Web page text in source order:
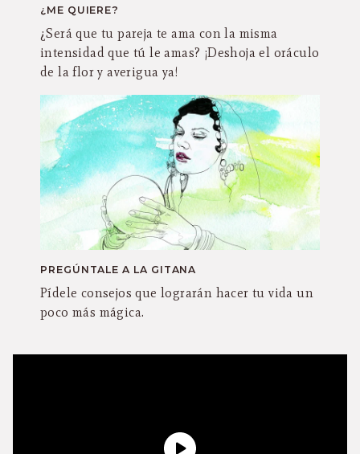
¿ME QUIERE?
¿Será que tu pareja te ama con la misma
intensidad que tú le amas? ¡Deshoja el oráculo
de la flor y averigua ya!
PREGÚNTALE A LA GITANA
Pídele consejos que lograrán hacer tu vida un
poco más mágica.